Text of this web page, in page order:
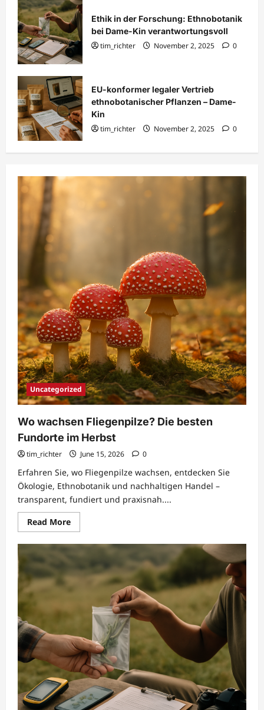
Ethik in der Forschung: Ethnobotanik
bei Dame-Kin verantwortungsvoll
tim_richter
November 2, 2025 0
EU-konformer legaler Vertrieb
ethnobotanischer Pflanzen – Dame-
Kin
tim_richter
November 2, 2025 0
Uncategorized
Wo wachsen Fliegenpilze? Die besten
Fundorte im Herbst
tim_richter June 15, 2026 0
Erfahren Sie, wo Fliegenpilze wachsen, entdecken Sie
Ökologie, Ethnobotanik und nachhaltigen Handel –
transparent, fundiert und praxisnah....
Read MoreRead
more
Wo
Die
besten
Fundorte
im
Herbst